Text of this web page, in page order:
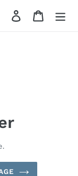
RechercheSe connecter
Panier